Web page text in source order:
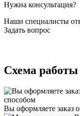
Нужна консультация?
Наши специалисты
Задать вопрос
Схема
Вы оформляете заказ